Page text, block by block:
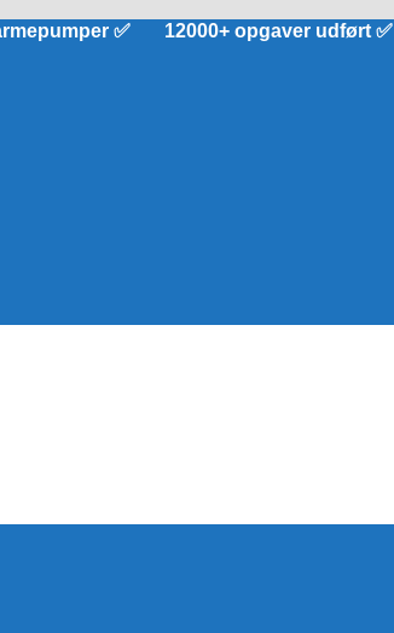
✅ 12000+ opgaver udført ✅